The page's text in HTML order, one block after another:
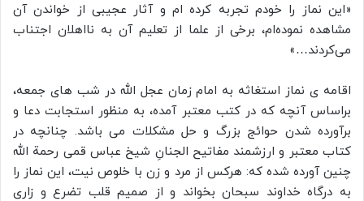
«این نماز را خودم تجربه کرده‌ ام و آثار عجیبی از خواندن آن
مشاهده نموده‌ام، برخی از علما از تعلیم آن به نااهلان اجتناب
می‌کردند…»
اقامه ی نماز استغاثه به امام زمان عجل الله در شب های جمعه،
براساس آنچه که در کتب معتبر آمده، به منظور استجابت دعا و
برآورده شدن حوائج بزرگ و حل مشکلات می باشد. چنانچه در
کتاب معتبر و ارزشمند مفاتیح الجنانِ شیخ عباس قمی رحمة الله
چنین آورده شده که: هرکس از مرد و زن با خلوص نیت، این نماز را
به درگاه خداوند سبحان بخواند و از صمیم قلب تضرع و زاری